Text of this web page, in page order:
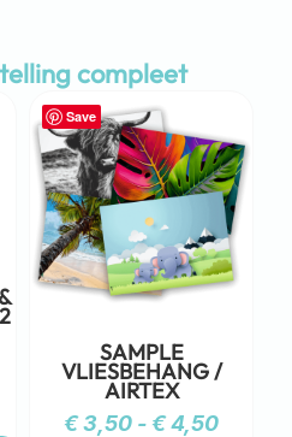
compleet
Save
SAMPLE
VLIESBEHANG /
AIRTEX
€3,50 - €4,50